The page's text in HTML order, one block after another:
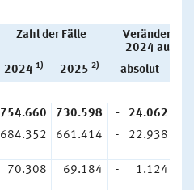
Zahl der Fälle
2024 auf
2024 1) 2025 2) absolut
754.660 730.598 - 24.062
684.352 661.414 - 22.938
70.308 69.184 - 1.124